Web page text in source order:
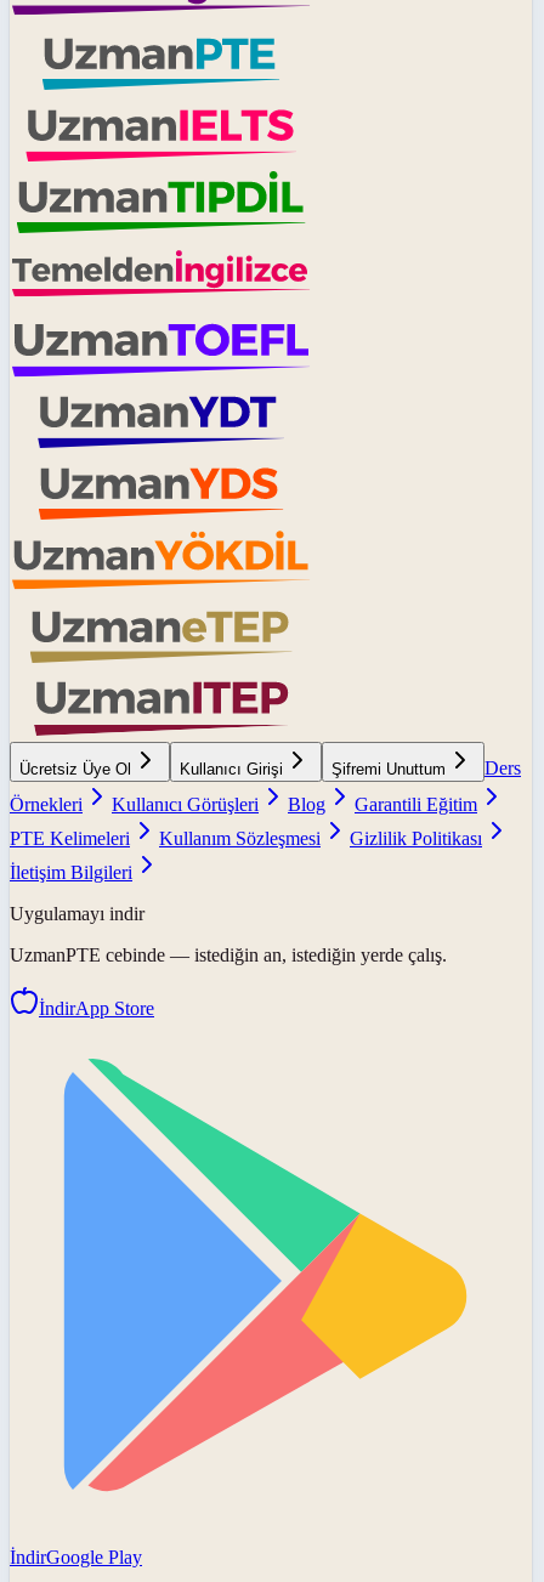
Ücretsiz Üye Ol Kullanıcı Girişi Şifremi Unuttum
Ders
Örnekleri
Kullanıcı Görüşleri Blog
Garantili Eğitim
PTE Kelimeleri
Kullanım Sözleşmesi
Gizlilik Politikası
İletişim Bilgileri
Uygulamayı indir
UzmanPTE cebinde — istediğin an, istediğin yerde çalış.
İndirApp Store
İndirGoogle Play